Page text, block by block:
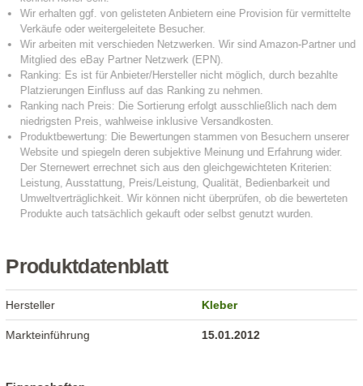
Produktdatenblatt
Hersteller Kleber
Markteinführung 15.01.2012